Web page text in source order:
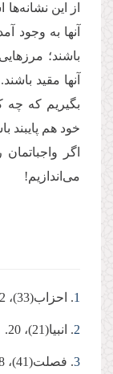
از این
آنها به وجود
باشند؛
آنها مقید
بگیریم که چه
خود هم پایبند
اگر
می‌اندازیم!
1. احزاب(33)، 32.
2. انبیا(21)، 20.
3. فصلت(41)، 38.